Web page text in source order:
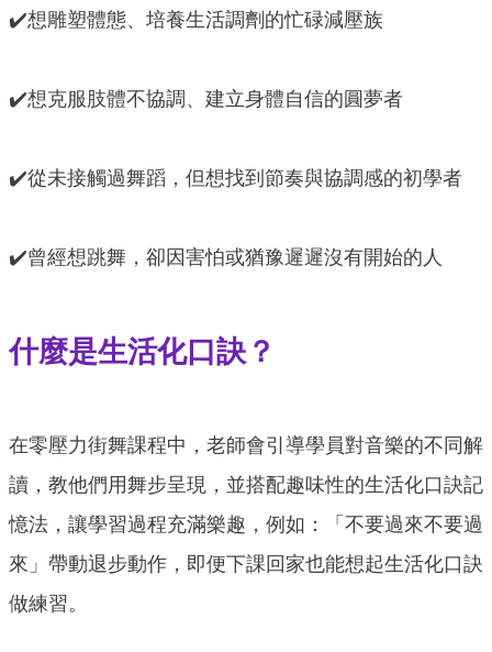
✔️想雕塑體態、培養生活調劑的忙碌減壓族
✔️想克服肢體不協調、建立身體自信的圓夢者
✔️從未接觸過舞蹈，但想找到節奏與協調感的初學者
✔️曾經想跳舞，卻因害怕或猶豫遲遲沒有開始的人
什麼是生活化口訣？
在零壓力街舞課程中，老師會引導學員對音樂的不同解
讀，教他們用舞步呈現，並搭配趣味性的生活化口訣記
憶法，讓學習過程充滿樂趣，例如：「不要過來不要過
來」帶動退步動作，即便下課回家也能想起生活化口訣
做練習。